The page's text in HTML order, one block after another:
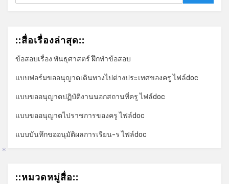
::สื่อเรื่องล่าสุด::
ข้อสอบเรื่อง พันธุศาสตร์ ฝึกทำข้อสอบ
แบบฟอร์มขออนุญาตเดินทางไปต่างประเทศของครู ไฟล์doc
แบบขออนุญาตปฏิบัติงานนอกสถานที่ครู ไฟล์doc
แบบขออนุญาตไปราชการของครู ไฟล์doc
แบบบันทึกขออนุมัติผลการเรียน-ร ไฟล์doc
::หมวดหมู่สื่อ::